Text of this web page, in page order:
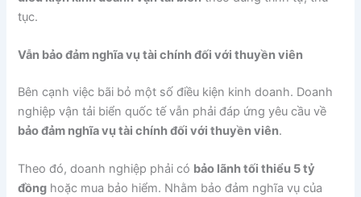
tục.
Vẫn bảo đảm nghĩa vụ tài chính đối với thuyền viên
Bên cạnh việc bãi bỏ một số điều kiện kinh doanh. Doanh
nghiệp vận tải biển quốc tế vẫn phải đáp ứng yêu cầu về
bảo đảm nghĩa vụ tài chính đối với thuyền viên.
Theo đó, doanh nghiệp phải có bảo lãnh tối thiểu 5 tỷ
đồng hoặc mua bảo hiểm. Nhằm bảo đảm nghĩa vụ của